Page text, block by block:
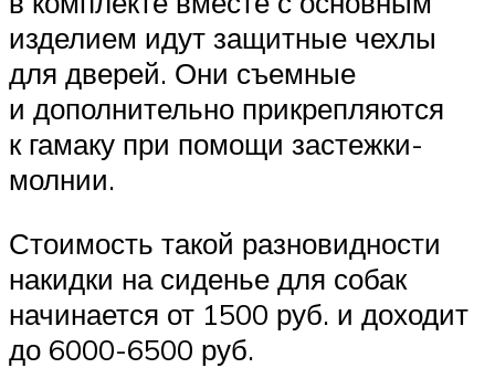
изделием идут защитные чехлы
для дверей. Они съемные
и дополнительно прикрепляются
к гамаку при помощи застежки-
молнии.
Стоимость такой разновидности
накидки на сиденье для собак
начинается от 1500 руб. и доходит
до 6000-6500 руб.